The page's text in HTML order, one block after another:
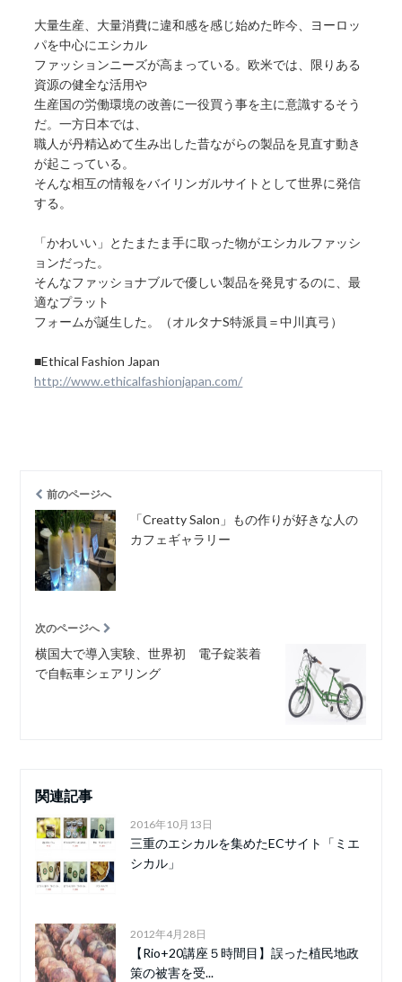
大量生産、大量消費に違和感を感じ始めた昨今、ヨーロッ
パを中心にエシカル
ファッションニーズが高まっている。欧米では、限りある
資源の健全な活用や
生産国の労働環境の改善に一役買う事を主に意識するそう
だ。一方日本では、
職人が丹精込めて生み出した昔ながらの製品を見直す動き
が起こっている。
そんな相互の情報をバイリンガルサイトとして世界に発信
する。
「かわいい」とたまたま手に取った物がエシカルファッシ
ョンだった。
そんなファッショナブルで優しい製品を発見するのに、最
適なプラット
フォームが誕生した。（オルタナS特派員＝中川真弓）
■Ethical Fashion Japan
http://www.ethicalfashionjapan.com/
前のページへ
「Creatty Salon」もの作りが好きな人の
カフェギャラリー
次のページへ
横国大で導入実験、世界初 電子錠装着
で自転車シェアリング
関連記事
2016年10月13日
三重のエシカルを集めたECサイト「ミエ
シカル」
2012年4月28日
【Rio+20講座５時間目】誤った植民地政
策の被害を受...